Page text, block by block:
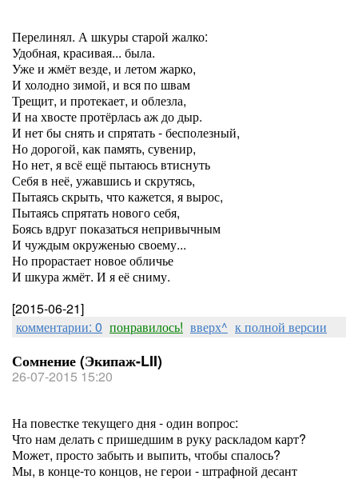
Перелинял. А шкуры старой жалко:
Удобная, красивая... была.
Уже и жмёт везде, и летом жарко,
И холодно зимой, и вся по швам
Трещит, и протекает, и облезла,
И на хвосте протёрлась аж до дыр.
И нет бы снять и спрятать - бесполезный,
Но дорогой, как память, сувенир,
Но нет, я всё ещё пытаюсь втиснуть
Себя в неё, ужавшись и скрутясь,
Пытаясь скрыть, что кажется, я вырос,
Пытаясь спрятать нового себя,
Боясь вдруг показаться непривычным
И чуждым окруженью своему...
Но прорастает новое обличье
И шкура жмёт. И я её сниму.
[2015-06-21]
комментарии: 0 понравилось! вверх^ к полной версии
Сомнение (Экипаж-LII)
26-07-2015 15:20
На повестке текущего дня - один вопрос:
Что нам делать с пришедшим в руку раскладом карт?
Может, просто забыть и выпить, чтобы спалось?
Мы, в конце-то концов, не герои - штрафной десант